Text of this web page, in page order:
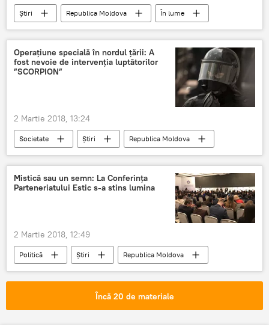
Știri Republica Moldova
În lume
Romania
Vrancea
Cutremur
Richter
seism
magnitudine
zona seismica
Operațiune specială în nordul țării: A
fost nevoie de intervenția luptătorilor
”SCORPION”
2 Martie 2018, 13:24
Societate Știri
Republica Moldova
Soroca
politia
video
Scorpion
operatiune speciala
nordul tarii
Mistică sau un semn: La Conferința
Parteneriatului Estic s-a stins lumina
2 Martie 2018, 12:49
Politică Știri
Republica Moldova
Parteneriat Estic
conferință
mistică
s-a stins lumina
Încă 20 de materiale